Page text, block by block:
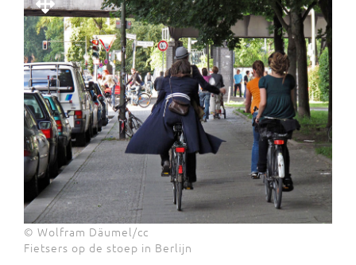
© Wolfram Däumel/cc
Fietsers op de stoep in Berlijn